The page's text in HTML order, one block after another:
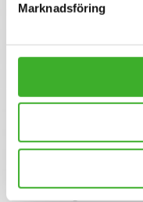
Marknadsföring
E-mail me
Om SJR
SJR är ett av
inom rekrytering och
1993 har vi varit